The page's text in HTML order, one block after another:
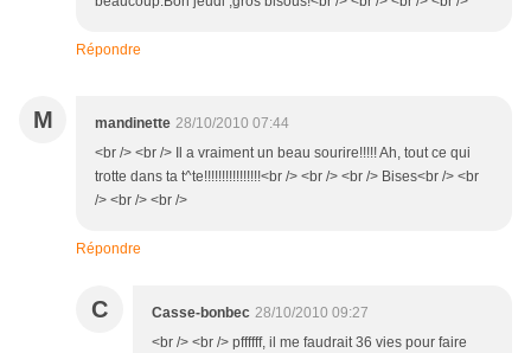
Répondre
M mandinette 28/10/2010 07:44
<br /> <br /> Il a vraiment un beau sourire!!!!! Ah, tout ce qui
trotte dans ta t^te!!!!!!!!!!!!!!!!<br /> <br /> <br /> Bises<br /> <br
/> <br /> <br />
Répondre
C Casse-bonbec 28/10/2010 09:27
<br /> <br /> pffffff, il me faudrait 36 vies pour faire